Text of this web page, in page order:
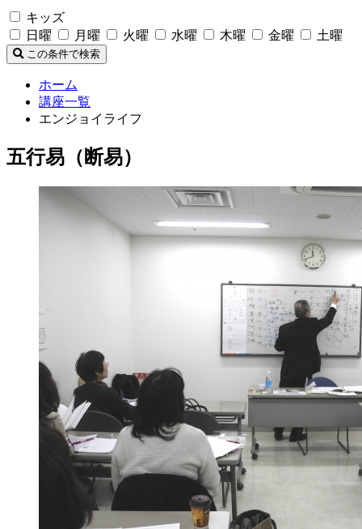
キッズ
日曜
月曜 火曜 水曜 木曜 金曜 土曜
この条件で検索
ホーム
講座一覧
エンジョイライフ
五行易（断易）